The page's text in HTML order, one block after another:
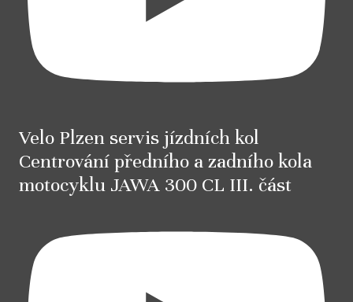
Velo Plzen servis jízdních kol
Centrování předního a zadního kola
motocyklu JAWA 300 CL III. část